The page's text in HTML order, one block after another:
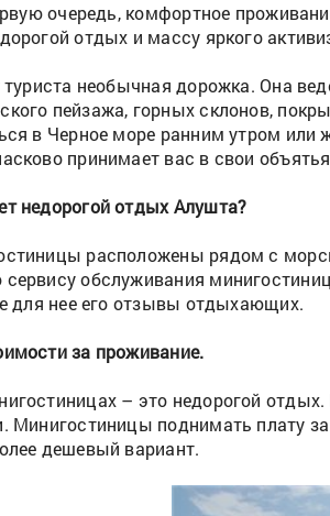
очередь, комфортное
отдых и массу яркого
туриста необычная дорожка. Она
пейзажа, горных склонов,
в Черное море ранним утром
принимает вас в свои
недорогой отдых Алушта?
расположены рядом с
обслуживания
для нее его отзывы отдыхающих.
за проживание.
– это недорогой
Минигостиницы поднимать плату
дешевый вариант.